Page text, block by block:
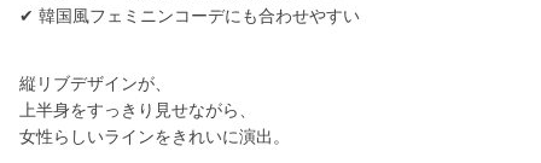
✔ 韓国風フェミニンコーデにも合わせやすい
縦リブデザインが、
上半身をすっきり見せながら、
女性らしいラインをきれいに演出。